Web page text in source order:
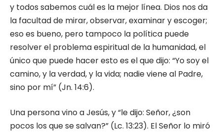
y todos sabemos cuál es la mejor línea. Dios nos da
la facultad de mirar, observar, examinar y escoger;
eso es bueno, pero tampoco la política puede
resolver el problema espiritual de la humanidad, el
único que puede hacer esto es el que dijo: “Yo soy el
camino, y la verdad, y la vida; nadie viene al Padre,
sino por mí” (Jn. 14:6).
Una persona vino a Jesús, y “le dijo: Señor, ¿son
pocos los que se salvan?” (Lc. 13:23). El Señor lo miró